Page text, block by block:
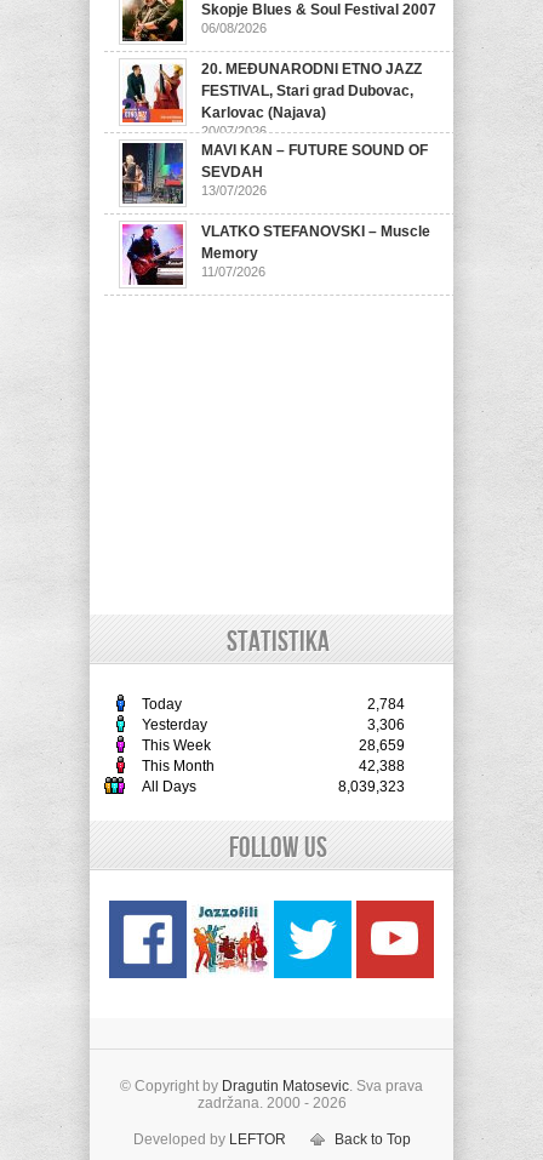
Skopje Blues & Soul Festival 2007
06/08/2026
20. MEĐUNARODNI ETNO JAZZ
FESTIVAL, Stari grad Dubovac,
Karlovac (Najava)
20/07/2026
MAVI KAN – FUTURE SOUND OF
SEVDAH
13/07/2026
VLATKO STEFANOVSKI – Muscle
Memory
11/07/2026
STATISTIKA
Today
2,784
Yesterday
3,306
This Week
28,659
This Month
42,388
All Days
8,039,323
Follow Us
© Copyright by Dragutin Matosevic. Sva prava
zadržana. 2000 - 2026
Developed by LEFTOR Back to Top